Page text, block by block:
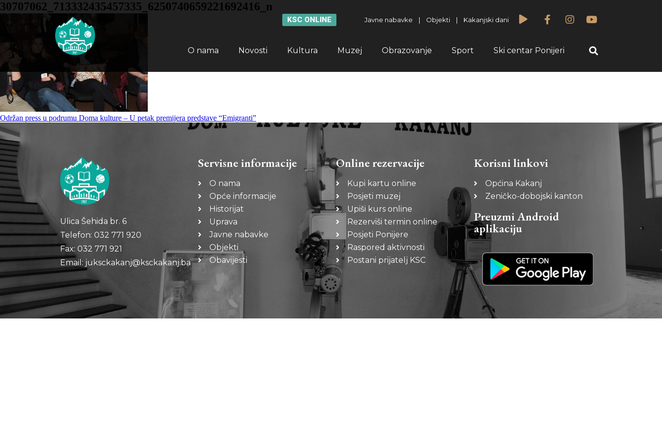
KSC ONLINE Javne nabavke | Objekti | Kakanjski dani
O nama Novosti Kultura Muzej Obrazovanje Sport Ski centar Ponijeri
30707062_713332435457335_6250740659221692416_n
Održan press u podrumu Doma kulture – U petak premijera predstave “Emigranti”
Ulica Šehida br. 6
Telefon: 032 771 920
Fax: 032 771 921
Email: juksckakanj@ksckakanj.ba
Servisne informacije
O nama
Opće informacije
Historijat
Uprava
Javne nabavke
Objekti
Obavijesti
Online rezervacije
Kupi kartu online
Posjeti muzej
Upiši kurs online
Rezerviši termin online
Posjeti Ponijere
Raspored aktivnosti
Postani prijatelj KSC
Korisni linkovi
Općina Kakanj
Zeničko-dobojski kanton
Preuzmi Android
aplikaciju